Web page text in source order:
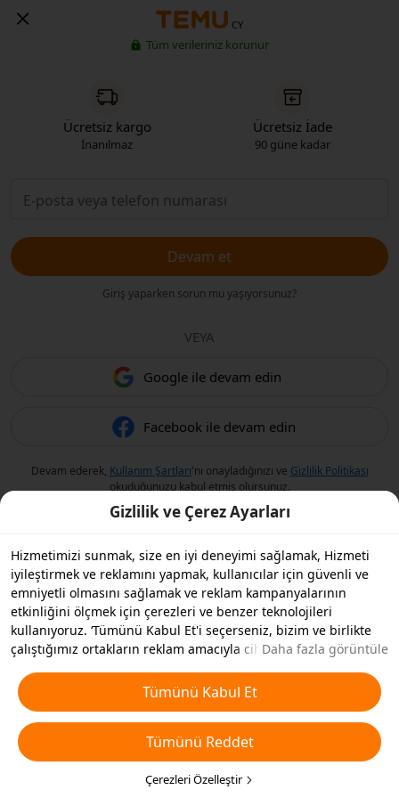
CY
Tüm verileriniz korunur
Ücretsiz kargo
İnanılmaz
Ücretsiz İade
90 güne kadar
Devam et
Giriş yaparken sorun mu yaşıyorsunuz?
VEYA
Google ile devam edin
Facebook ile devam edin
Devam ederek, Kullanım Şartları'nı onayladığınızı ve Gizlilik Politikası
okuduğunuzu kabul etmiş olursunuz.
Gizlilik ve Çerez Ayarları
Hizmetimizi sunmak, size en iyi deneyimi sağlamak, Hizmeti
iyileştirmek ve reklamını yapmak, kullanıcılar için güvenli ve
emniyetli olmasını sağlamak ve reklam kampanyalarının
etkinliğini ölçmek için çerezleri ve benzer teknolojileri
kullanıyoruz. ‘Tümünü Kabul Et'i seçerseniz, bizim ve birlikte
çalıştığımız ortakların reklam amacıyla cihazınızda çerezleri ve
Ayrıca, temel olmayan çerezlerin ’Tümünü Reddedebilir' veya
aşağıdaki ’Çerezleri Özelleştir'i tıklayarak veya gizlilik
ayarlarınızda istediğiniz zaman hangi çerez türlerini kabul
etmek veya devre dışı bırakmak istediğinizi seçebilirsiniz. Daha
fazla detay içinÇerezler ve Benzer Teknolojiler Politikamıza
Daha fazla görüntüle
Tümünü Kabul Et
Tümünü Reddet
Çerezleri Özelleştir